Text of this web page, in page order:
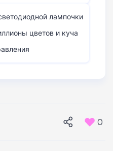
лампочки
цветов и куча
0